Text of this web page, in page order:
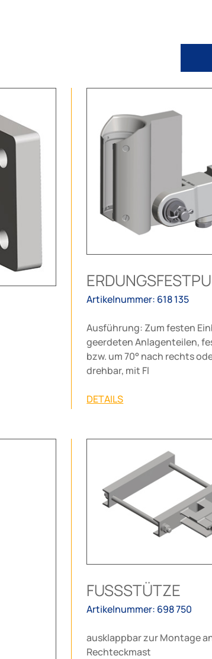
Artikelnummer: 618 135
Ausführung: Zum festen
geerdeten Anlagenteilen,
bzw. um 70° nach rechts
drehbar, mit Fl
DETAILS
FUSSSTÜTZE
Artikelnummer: 698 750
ausklappbar zur Montage
Rechteckmast